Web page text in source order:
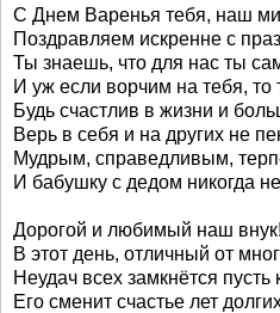
С Днем Варенья тебя, наш
Поздравляем искренне с
Ты знаешь, что для нас ты
И уж если ворчим на тебя, то
Будь счастлив в жизни и
Верь в себя и на других не
Мудрым, справедливым,
И бабушку с дедом никогда
Дорогой и любимый наш внук!
В этот день, отличный от
Неудач всех замкнётся пусть
Его сменит счастье лет